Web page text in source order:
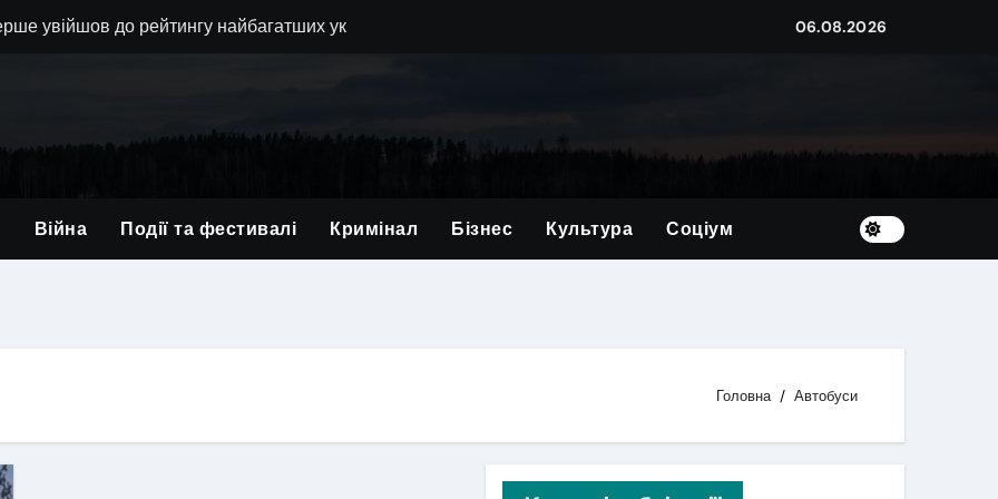
увійшов до рейтингу найбагатших українців NV
обшуки у компанії-імпортера дронів та її власника
позиції львівської 80-ї бригади і вручив нагороди військовим
— у липні зупинилося серце військового з Львівщини
06.08.2026
Війна Події та фестивалі Кримінал Бізнес Культура Соціум
Головна Автобуси